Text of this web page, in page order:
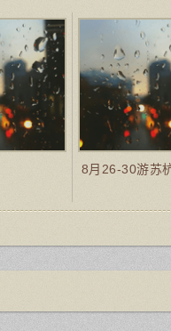
8月26-30游苏